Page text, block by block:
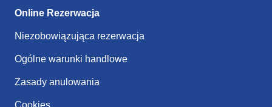
Online Rezerwacja
Niezobowiązująca rezerwacja
Ogólne warunki handlowe
Zasady anulowania
Cookies